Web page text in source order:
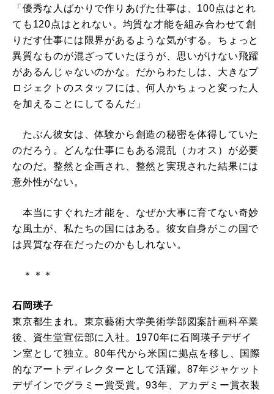
「優秀な人ばかりで作りあげた仕事は、100点はとれ
ても120点はとれない。均質な才能を組み合わせて創
りだす仕事には限界があるような気がする。ちょっと
異質なものが混ざっていたほうが、思いがけない飛躍
があるんじゃないのかな。だからわたしは、大きなプ
ロジェクトのスタッフには、何人かちょっと変った人
を加えることにしてるんだ」
たぶん彼女は、体験から創造の秘密を体得していた
のだろう。どんな仕事にもある混乱（カオス）が必要
なのだ。整然と企画され、整然と実現された結果には
意外性がない。
本当にすぐれた才能を、なぜか大事に育てない奇妙
な風土が、私たちの国にはある。彼女自身がこの国で
は異質な存在だったのかもしれない。
＊＊＊
石岡瑛子
東京都生まれ。東京藝術大学美術学部図案計画科卒業
後、資生堂宣伝部に入社。1970年に石岡瑛子デザイ
ン室として独立。80年代から米国に拠点を移し、国際
的なアートディレクターとして活躍。87年ジャケット
デザインでグラミー賞受賞。93年、アカデミー賞衣装